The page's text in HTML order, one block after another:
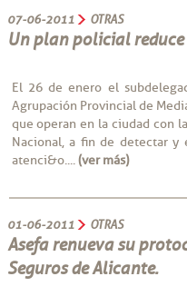
07-06-2011 OTRAS
Un plan policial
El 26 de enero el
Agrupación Provincial de
que operan en la ciudad con
Nacional, a fin de detectar y
atenci&o....(ver más)
01-06-2011 OTRAS
Asefa renueva su
Seguros de Alicante.